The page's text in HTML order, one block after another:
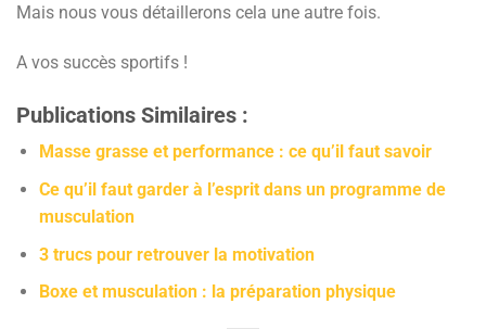
Mais nous vous détaillerons cela une autre fois.
A vos succès sportifs !
Publications Similaires :
Masse grasse et performance : ce qu’il faut savoir
Ce qu’il faut garder à l’esprit dans un programme de
musculation
3 trucs pour retrouver la motivation
Boxe et musculation : la préparation physique